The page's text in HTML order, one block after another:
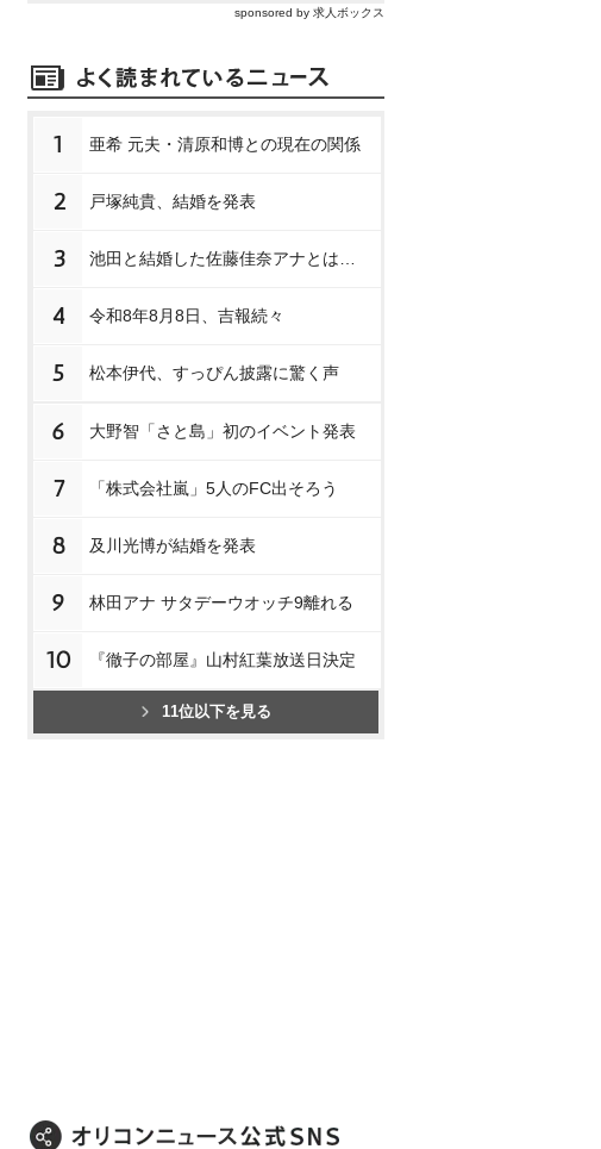
sponsored by 求人ボックス
1 亜希 元夫・清原和博との現在の関係
2 戸塚純貴、結婚を発表
3 池田と結婚した佐藤佳奈アナとは…
4 令和8年8月8日、吉報続々
5 松本伊代、すっぴん披露に驚く声
6 大野智「さと島」初のイベント発表
7 「株式会社嵐」5人のFC出そろう
8 及川光博が結婚を発表
9 林田アナ サタデーウオッチ9離れる
10 『徹子の部屋』山村紅葉放送日決定
11位以下を見る